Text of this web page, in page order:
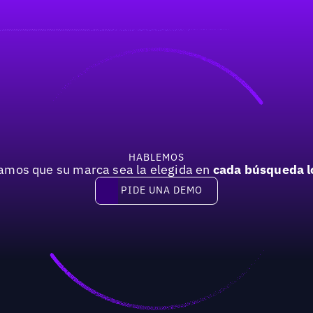
HABLEMOS
que su marca sea la elegida en cada búsqueda
Pide una demo
PIDE UNA DEMO